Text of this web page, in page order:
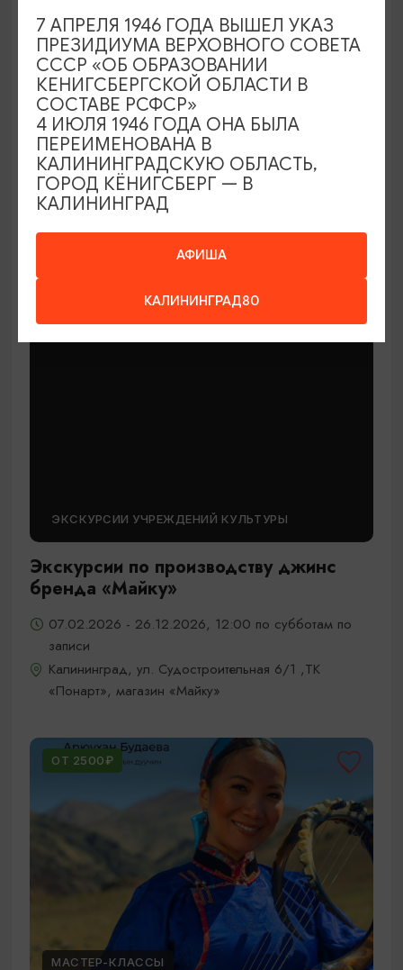
МАСТЕР-КЛАССЫ
Мастер-классы по керамике Елены
Бодяковой
Калининград, ул. Баранова, 45
ЭКСКУРСИИ УЧРЕЖДЕНИЙ КУЛЬТУРЫ
Экскурсии по производству джинс
бренда «Майку»
07.02.2026 - 26.12.2026, 12:00 по субботам по
записи
Калининград, ул. Судостроительная 6/1 ,ТК
«Понарт», магазин «Майку»
ОТ 2500₽
МАСТЕР-КЛАССЫ
АФИША
КАЛИНИНГРАД80
7 АПРЕЛЯ 1946 ГОДА ВЫШЕЛ УКАЗ
ПРЕЗИДИУМА ВЕРХОВНОГО СОВЕТА
СССР «ОБ ОБРАЗОВАНИИ
КЕНИГСБЕРГСКОЙ ОБЛАСТИ В
СОСТАВЕ РСФСР»
4 ИЮЛЯ 1946 ГОДА ОНА БЫЛА
ПЕРЕИМЕНОВАНА В
КАЛИНИНГРАДСКУЮ ОБЛАСТЬ,
ГОРОД КЁНИГСБЕРГ — В
КАЛИНИНГРАД